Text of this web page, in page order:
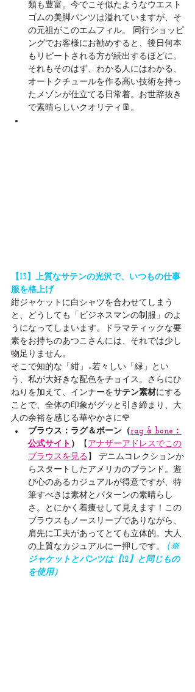
類も豊富。今でこそ似たようなウエスト
ゴムの美脚パンツは溢れていますが、そ
の元祖がこのエムフィル。 同行ショッピ
ングでお客様にお勧めすると、後日何本
もリピートされる方が続出するほどに。
それもそのはず、わかる人にはわかる、
オートクチュールを作る高い技術を持っ
たメゾンが仕立てる日常着。お世辞抜き
で素晴らしいクオリティ👖。
【13】上質なサテンの光沢で、いつもの仕事
服を格上げ
紺ジャケットに白シャツを合わせてしまう
と、どうしても「ビジネスマンの制服」のよ
うになってしまいます。ドラマティックな要
素をお持ちのあつこさんには、それでは少し
物足りません。
そこで知的な「紺」×若々しい「緑」とい
う、私が大好きな配色をチョイス。さらにひ
ねりを加えて、インナーをサテン素材にする
ことで、全体の印象がグッと引き締まり、大
人の余裕を感じる華やかさに🌹
ブラウス：ラグ＆ボーン（ rag & bone：
公式サイト ） 【 アナザーアドレスでこの
ブラウスを見る 】 デニムコレクションか
らスタートしたアメリカのブランド。遊
び心のあるカジュアルが得意ですが、特
筆すべきは素材とパターンの素晴らし
さ。とにかく着痩せして見えます！この
ブラウスもノースリーブでありながら、
肩先に工夫があってとても立体的。大人
の上質なカジュアルに一押しです。
(※
ジャケットとパンツは【12】と同じもの
を使用）